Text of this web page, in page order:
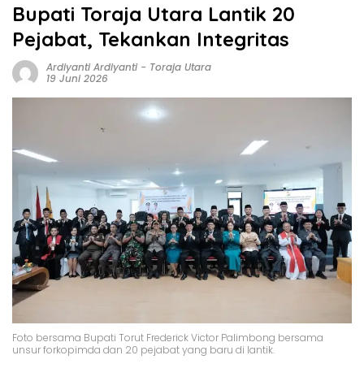
Bupati Toraja Utara Lantik 20
Pejabat, Tekankan Integritas
Ardiyanti Ardiyanti- Toraja Utara
19 Juni 2026
Foto bersama Bupati Torut Frederick Victor Palimbong bersama
unsur forkopimda dan 20 pejabat yang baru di lantik.